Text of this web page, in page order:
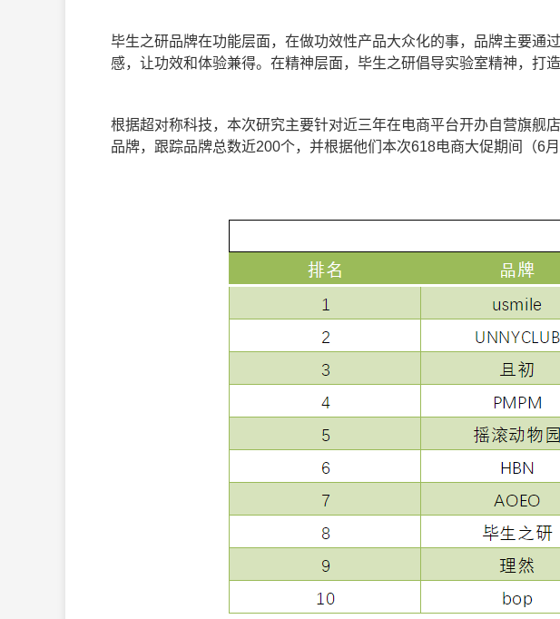
毕生之研品牌在功能层面，在做功效性产品大众化的事，品牌主要通
感，让功效和体验兼得。在精神层面，毕生之研倡导实验室精神，打
根据超对称科技，本次研究主要针对近三年在电商平台开办自营旗舰
品牌，跟踪品牌总数近200个，并根据他们本次618电商大促期间（6